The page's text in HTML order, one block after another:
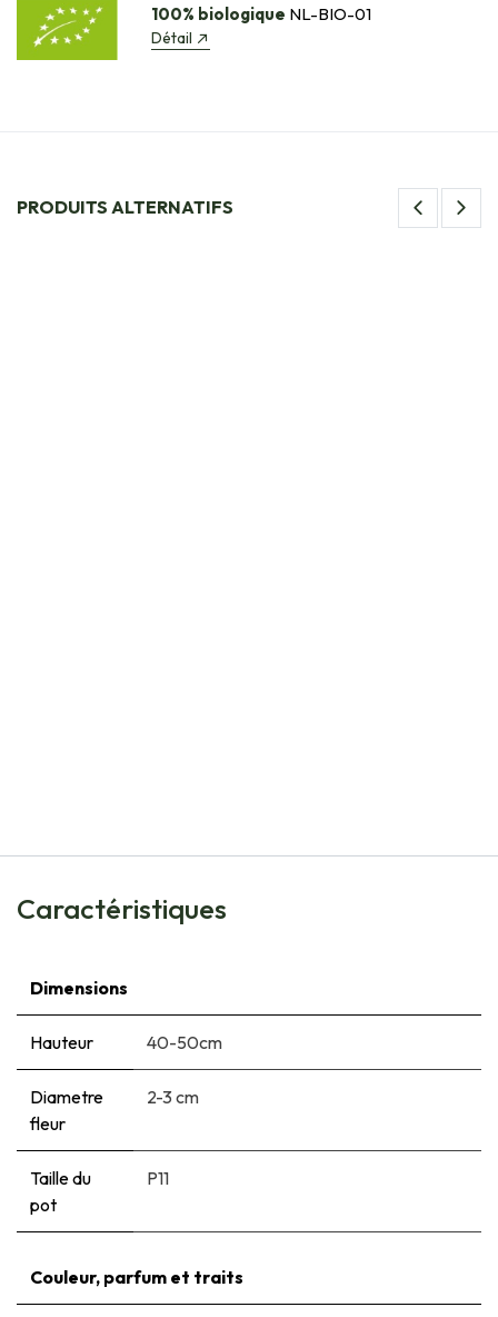
100% biologique NL-BIO-01
Détail
PRODUITS ALTERNATIFS
Caractéristiques
Dimensions
Hauteur 40-50cm
Diametre
fleur
2-3 cm
Taille du
pot
P11
Couleur, parfum et traits